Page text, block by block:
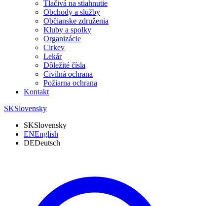
Tlačivá na stiahnutie
Obchody a služby
Občianske združenia
Kluby a spolky
Organizácie
Cirkev
Lekár
Dôležité čísla
Civilná ochrana
Požiarna ochrana
Kontakt
SKSlovensky
SKSlovensky
ENEnglish
DEDeutsch